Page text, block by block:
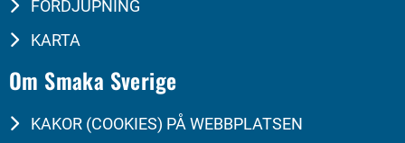
FÖRDJUPNING
KARTA
Om Smaka Sverige
KAKOR (COOKIES) PÅ WEBBPLATSEN